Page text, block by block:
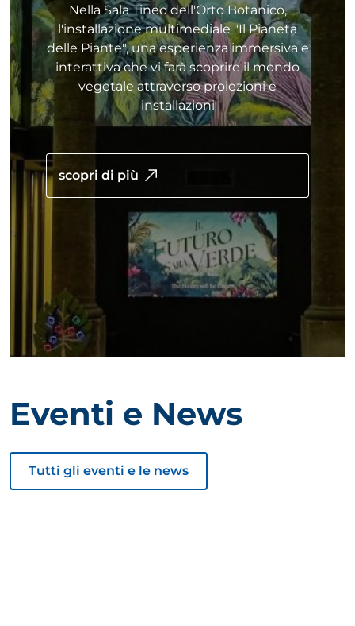
Nella Sala Tineo dell'Orto Botanico,
l'installazione multimediale "Il Pianeta
delle Piante", una esperienza immersiva e
interattiva che vi farà scoprire il mondo
vegetale attraverso proiezioni e
installazioni
scopri di più
Eventi e News
Tutti gli eventi e le news